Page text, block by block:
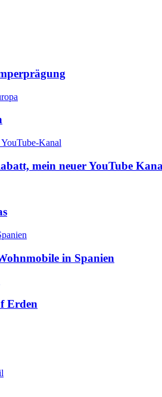
mein neuer YouTube
in Spanien
Erden